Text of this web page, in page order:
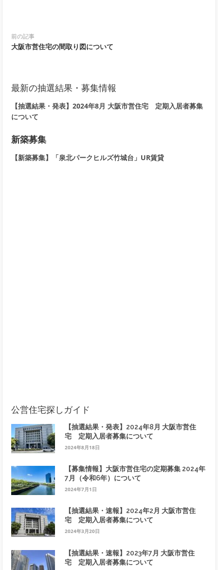
前の記事
大阪市営住宅の間取り図について
最新の抽選結果・募集情報
【抽選結果・発表】2024年8月 大阪市営住宅 定期入居者募集
について
新築募集
【新築募集】「泉北パークヒルズ竹城台」UR賃貸
公営住宅探しガイド
【抽選結果・発表】2024年8月 大阪市営住
宅 定期入居者募集について
2024年8月18日
【募集情報】大阪市営住宅の定期募集 2024年
7月（令和6年）について
2024年7月1日
【抽選結果・速報】2024年2月 大阪市営住
宅 定期入居者募集について
2024年3月20日
【抽選結果・速報】2023年7月 大阪市営住
宅 定期入居者募集について